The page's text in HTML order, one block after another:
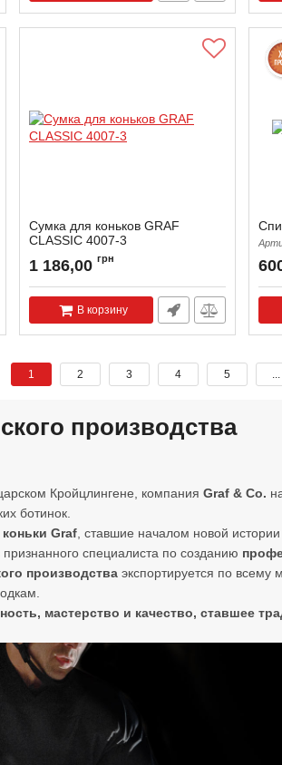
Сумка для коньков GRAF
CLASSIC 4007-3
4007-3
1 186,00 грн
В корзину
1 2 3 4 5 ...
производства
Кройцлингене, компания Graf & Co.
ботинок.
Graf , ставшие началом новой истории
признанного специалиста по созданию
производства экспортируется по всему
мастерство и качество, ставшее